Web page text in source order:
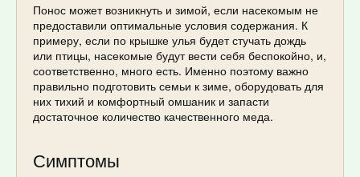
Понос может возникнуть и зимой, если насекомым не
предоставили оптимальные условия содержания. К
примеру, если по крышке улья будет стучать дождь
или птицы, насекомые будут вести себя беспокойно, и,
соответственно, много есть. Именно поэтому важно
правильно подготовить семьи к зиме, оборудовать для
них тихий и комфортный омшаник и запасти
достаточное количество качественного меда.
Симптомы